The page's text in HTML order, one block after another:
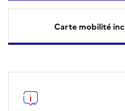
Carte mobilité